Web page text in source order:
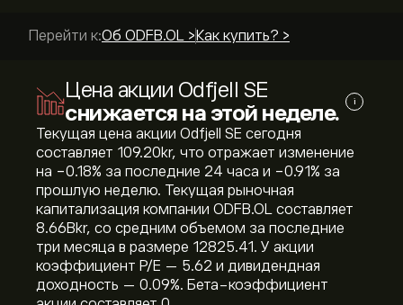
Перейти к:Об ODFB.OL > Как купить? >
Цена акции Odfjell SE
снижается на этой неделе.
i
Текущая цена акции Odfjell SE сегодня
составляет 109.20‎kr‎, что отражает изменение
на ‎-0.18‎% за последние 24 часа и ‎-0.91‎% за
прошлую неделю. Текущая рыночная
капитализация компании ODFB.OL составляет
8.66B‎kr‎, со средним объемом за последние
три месяца в размере 12825.41. У акции
коэффициент P/E — 5.62 и дивидендная
доходность — 0.09%. Бета-коэффициент